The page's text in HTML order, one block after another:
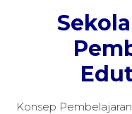
Konsep